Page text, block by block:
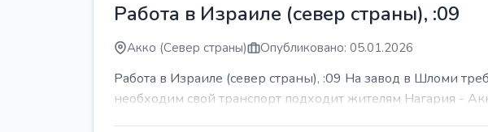
Работа в Израиле (север страны), :09
Акко (Север страны) Опубликовано: 05.01.2026
Работа в Израиле (север страны), :09 На завод в Шломи
необходим свой транспорт подходит жителям Нагария -